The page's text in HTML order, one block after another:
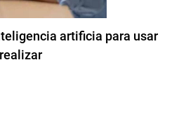
artificia para usar